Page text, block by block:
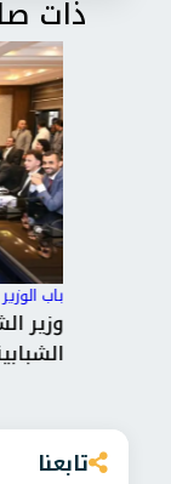
ذات
باب الوزير/
وزير
تابعنا